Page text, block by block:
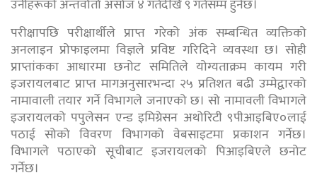
उनीहरूको अन्तर्वार्ता असोज ४ गतेदेखि ९ गतेसम्म हुनेछ।
परीक्षापछि परीक्षार्थीले प्राप्त गरेको अंक सम्बन्धित व्यक्तिको
अनलाइन प्रोफाइलमा विज्ञले प्रविष्ट गरिदिने व्यवस्था छ। सोही
प्राप्तांकका आधारमा छनोट समितिले योग्यताक्रम कायम गरी
इजरायलबाट प्राप्त मागअनुसारभन्दा २५ प्रतिशत बढी उम्मेद्वारको
नामावाली तयार गर्ने विभागले जनाएको छ। सो नामावली विभागले
इजरायलको पपुलेसन एन्ड इमिग्रेसन अथोरिटी ९पीआइबिए०लाई
पठाई सोको विवरण विभागको वेबसाइटमा प्रकाशन गर्नेछ।
विभागले पठाएको सूचीबाट इजरायलको पिआइबिएले छनोट
गर्नेछ।